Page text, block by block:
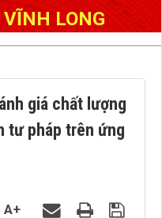
LONG
giá chất lượng
tư pháp trên ứng
A+